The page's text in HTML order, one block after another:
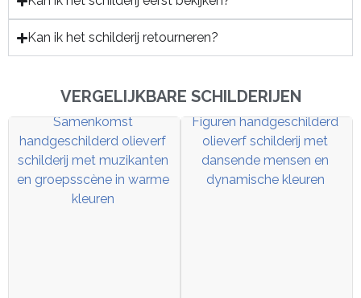
Kan ik het schilderij retourneren?
VERGELIJKBARE SCHILDERIJEN